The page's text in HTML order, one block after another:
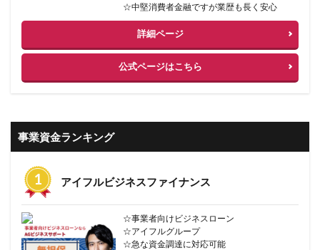
☆中堅消費者金融ですが業歴も長く安心
詳細ページ
公式ページはこちら
事業資金ランキング
アイフルビジネスファイナンス
☆事業者向けビジネスローン
☆アイフルグループ
☆急な資金調達に対応可能